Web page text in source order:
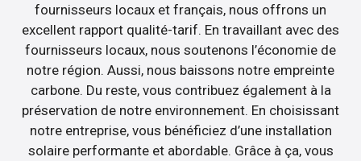
fournisseurs locaux et français, nous offrons un
excellent rapport qualité-tarif. En travaillant avec des
fournisseurs locaux, nous soutenons l’économie de
notre région. Aussi, nous baissons notre empreinte
carbone. Du reste, vous contribuez également à la
préservation de notre environnement. En choisissant
notre entreprise, vous bénéficiez d’une installation
solaire performante et abordable. Grâce à ça, vous